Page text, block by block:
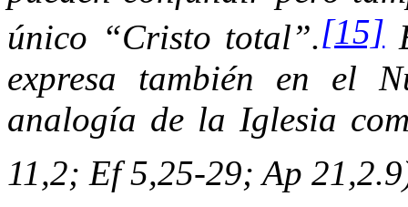
único “Cristo total”.[15]
expresa también en el
analogía de la Iglesia
11,2; Ef 5,25-29; Ap